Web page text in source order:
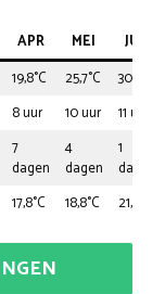
APR MEI
JUN
19,8°C 25,7°C
30,7°C
8 uur 10 uur
11 uur
7
dagen
4
dagen
1
dagen
17,8°C 18,8°C 21,8°C